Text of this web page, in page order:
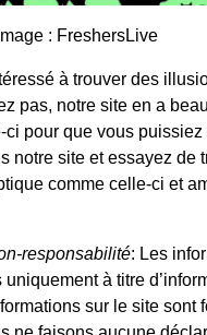
: FreshersLive
à trouver des
pas, notre site en a
ci pour que vous puissiez
notre site et essayez de
comme celle-ci et
responsabilité: Les
uniquement à titre
sur le site sont